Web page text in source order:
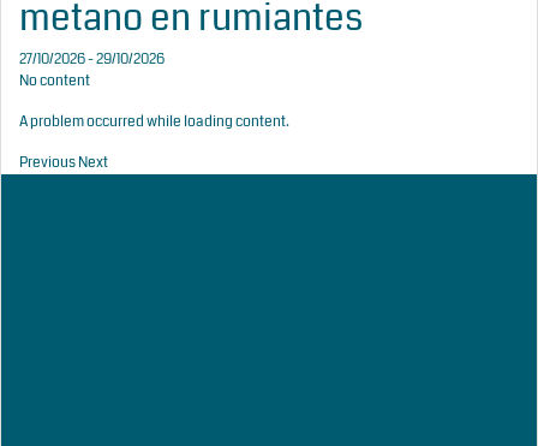
metano en rumiantes
27/10/2026 - 29/10/2026
No content
A problem occurred while loading content.
PreviousNext